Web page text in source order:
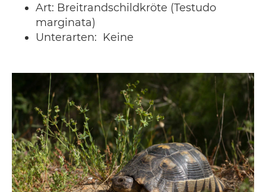
Art: Breitrandschildkröte (Testudo
marginata)
Unterarten: Keine